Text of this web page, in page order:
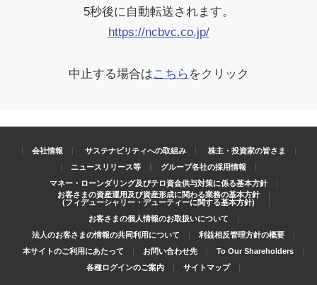
5秒後に自動転送されます。
https://ncbvc.co.jp/
中止する場合はこちら をクリック
会社情報 サステナビリティへの取組み
株主・投資家の皆さま
ニュースリリース等
グループ各社の採用情報
マネー・ローンダリング及びテロ資金供与対策に係る基本方針
お客さまの資産運用及び資産形成に関わる業務の基本方針
(フィデューシャリー・デューティーに関する基本方針)
お客さまの個人情報のお取扱いについて
法人のお客さまの情報の共同利用について
利益相反管理方針の概要
本サイトのご利用にあたって
お問い合わせ先
To Our Shareholders
各種ログインのご案内
サイトマップ